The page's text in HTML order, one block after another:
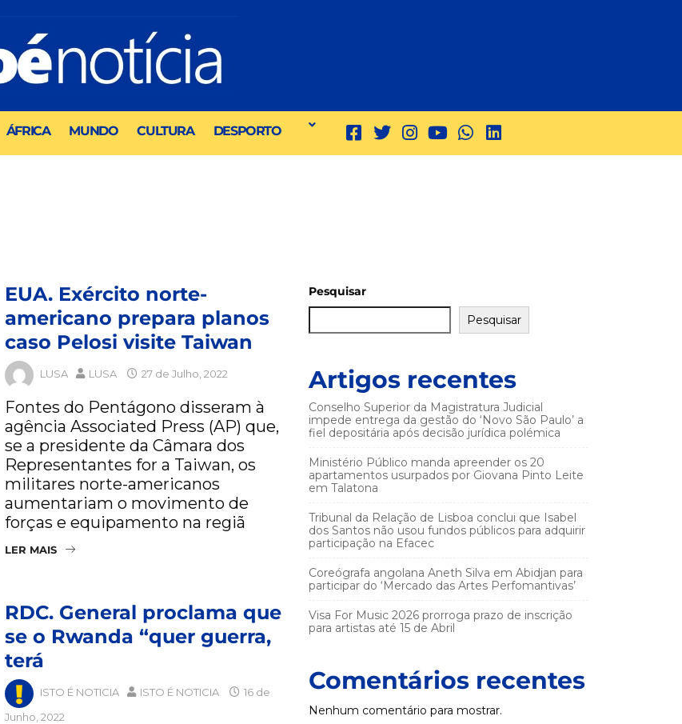
ÁFRICA MUNDO CULTURA DESPORTO
EUA. Exército norte-
americano prepara planos
caso Pelosi visite Taiwan
LUSA LUSA 27 de Julho, 2022
Fontes do Pentágono disseram à
agência Associated Press (AP) que,
se a presidente da Câmara dos
Representantes for a Taiwan, os
militares norte-americanos
aumentariam o movimento de
forças e equipamento na regiã
LER MAIS
RDC. General proclama que
se o Rwanda “quer guerra,
terá
ISTO É NOTICIA ISTO É NOTICIA
16 de
Junho, 2022
Pesquisar
Pesquisar
Artigos recentes
Conselho Superior da Magistratura Judicial
impede entrega da gestão do ‘Novo São Paulo’ a
fiel depositária após decisão jurídica polémica
Ministério Público manda apreender os 20
apartamentos usurpados por Giovana Pinto Leite
em Talatona
Tribunal da Relação de Lisboa conclui que Isabel
dos Santos não usou fundos públicos para adquirir
participação na Efacec
Coreógrafa angolana Aneth Silva em Abidjan para
participar do ‘Mercado das Artes Perfomantivas’
Visa For Music 2026 prorroga prazo de inscrição
para artistas até 15 de Abril
Comentários recentes
Nenhum comentário para mostrar.